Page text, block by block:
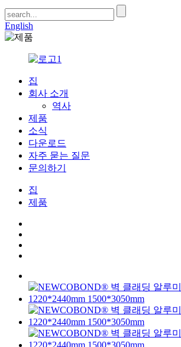
English
집
회사 소개
역사
제품
소식
다운로드
자주 묻는 질문
문의하기
집
제품